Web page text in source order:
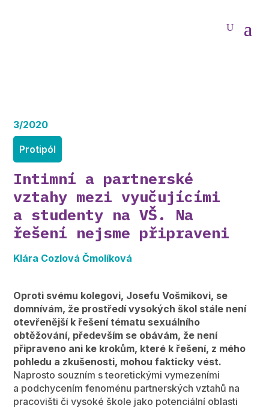
3/2020
Protipól
Intimní a partnerské
vztahy mezi vyučujícími
a studenty na VŠ. Na
řešení nejsme připraveni
Klára Cozlová Čmolíková
Oproti svému kolegovi, Josefu Vošmikovi, se
domnívám, že prostředí vysokých škol stále není
otevřenější k řešení tématu sexuálního
obtěžování, především se obávám, že není
připraveno ani ke krokům, které k řešení, z mého
pohledu a zkušenosti, mohou fakticky vést.
Naprosto souzním s teoretickými vymezeními
a podchycením fenoménu partnerských vztahů na
pracovišti či vysoké škole jako potenciální oblasti